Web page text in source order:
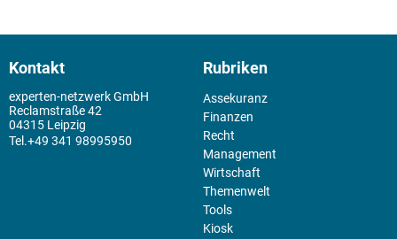
Kontakt
experten-netzwerk GmbH
Reclamstraße 42
04315 Leipzig
+49 341 98995950
Rubriken
Assekuranz
Finanzen
Recht
Management
Wirtschaft
Themenwelt
Tools
Kiosk